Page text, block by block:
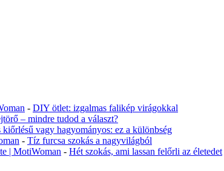
- DIY ötlet: izgalmas falikép virágokkal
– mindre tudod a választ?
kiőrlésű vagy hagyományos: ez a különbség
- Tíz furcsa szokás a nagyvilágból
| MotiWoman - Hét szokás, ami lassan felőrli az életedet